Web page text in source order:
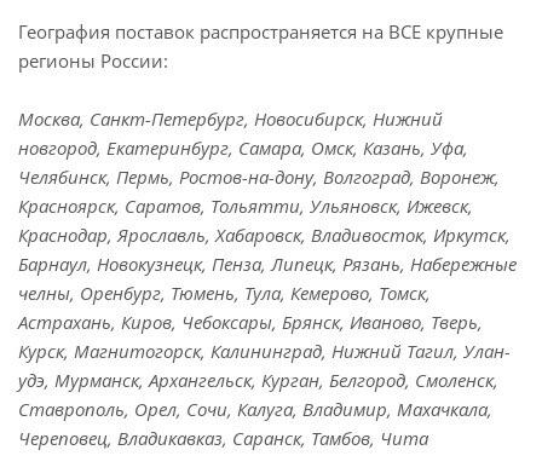
География поставок распространяется на ВСЕ крупные
регионы России:
Москва, Санкт-Петербург, Новосибирск, Нижний
новгород, Екатеринбург, Самара, Омск, Казань, Уфа,
Челябинск, Пермь, Ростов-на-дону, Волгоград, Воронеж,
Красноярск, Саратов, Тольятти, Ульяновск, Ижевск,
Краснодар, Ярославль, Хабаровск, Владивосток, Иркутск,
Барнаул, Новокузнецк, Пенза, Липецк, Рязань, Набережные
челны, Оренбург, Тюмень, Тула, Кемерово, Томск,
Астрахань, Киров, Чебоксары, Брянск, Иваново, Тверь,
Курск, Магнитогорск, Калининград, Нижний Тагил, Улан-
удэ, Мурманск, Архангельск, Курган, Белгород, Смоленск,
Ставрополь, Орел, Сочи, Калуга, Владимир, Махачкала,
Череповец, Владикавказ, Саранск, Тамбов, Чита